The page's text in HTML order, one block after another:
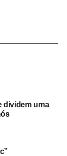
dividem uma